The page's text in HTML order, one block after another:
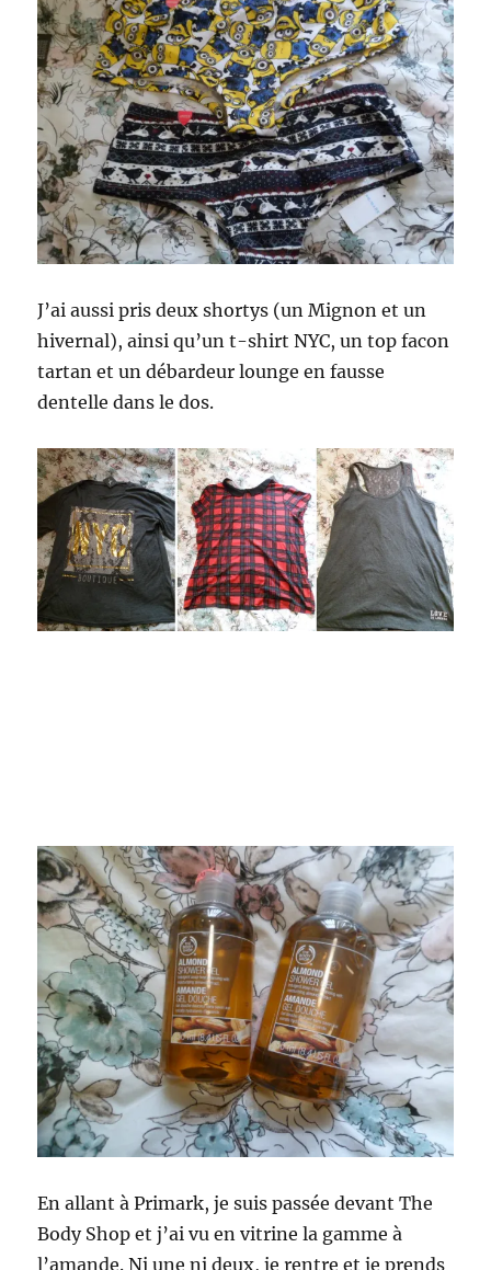
J’ai aussi pris deux shortys (un Mignon et un
hivernal), ainsi qu’un t-shirt NYC, un top facon
tartan et un débardeur lounge en fausse
dentelle dans le dos.
En allant à Primark, je suis passée devant The
Body Shop et j’ai vu en vitrine la gamme à
l’amande. Ni une ni deux, je rentre et je prends